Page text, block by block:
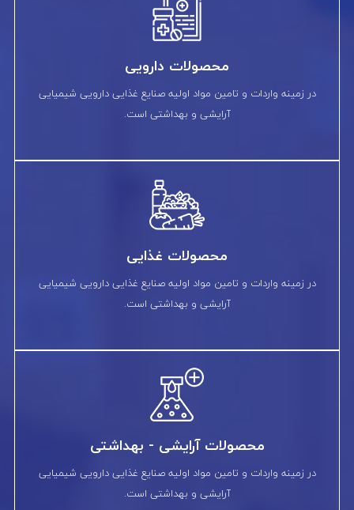
محصولات دارویی
در زمینه واردات و تامین مواد اولیه صنایع غذایی دارویی شیمیایی
آرایشی و بهداشتی است.
محصولات غذایی
در زمینه واردات و تامین مواد اولیه صنایع غذایی دارویی شیمیایی
آرایشی و بهداشتی است.
محصولات آرایشی - بهداشتی
در زمینه واردات و تامین مواد اولیه صنایع غذایی دارویی شیمیایی
آرایشی و بهداشتی است.